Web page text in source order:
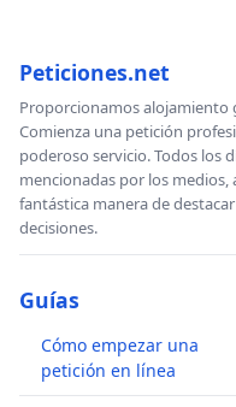
Peticiones.net
Proporcionamos alojamiento
Comienza una petición
poderoso servicio. Todos los
mencionadas por los medios,
fantástica manera de
decisiones.
Guías
Cómo empezar una
petición en línea